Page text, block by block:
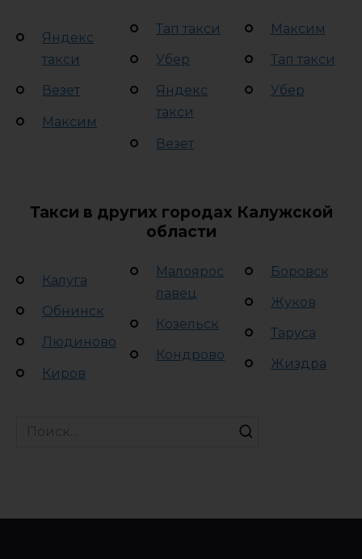
Яндекс
такси
Везет
Максим
Тап такси
Убер
Яндекс
такси
Везет
Максим
Тап такси
Убер
Такси в других городах Калужской
области
Калуга
Обнинск
Людиново
Киров
Малоярос
лавец
Козельск
Кондрово
Боровск
Жуков
Таруса
Жиздра
Search